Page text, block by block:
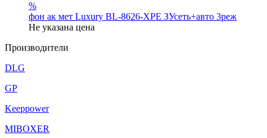
%
фон ак мет Luxury BL-8626-XPE ЗУсеть+авто 3реж
Не указана цена
Производители
DLG
GP
Keeppower
MIBOXER